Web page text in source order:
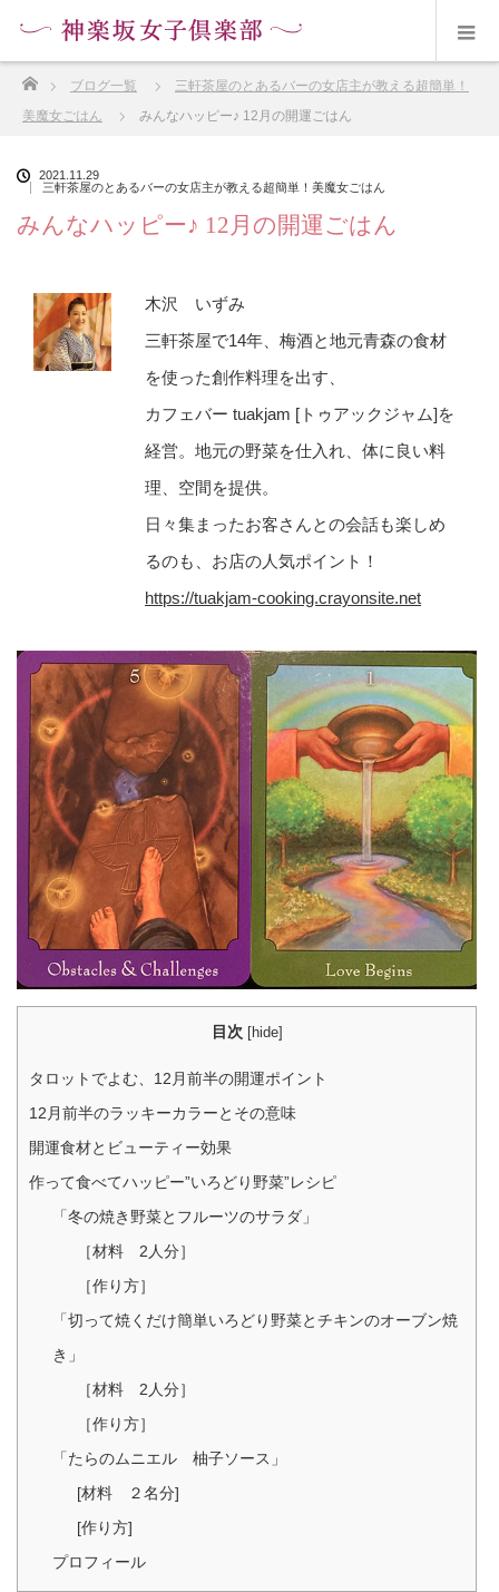
ブログ一覧
三軒茶屋のとあるバーの女店主が教える超簡単！
美魔女ごはん
みんなハッピー♪ 12月の開運ごはん
2021.11.29
三軒茶屋のとあるバーの女店主が教える超簡単！美魔女ごはん
みんなハッピー♪ 12月の開運ごはん
木沢 いずみ
三軒茶屋で14年、梅酒と地元青森の食材
を使った創作料理を出す、
カフェバー tuakjam [トゥアックジャム]を
経営。地元の野菜を仕入れ、体に良い料
理、空間を提供。
日々集まったお客さんとの会話も楽しめ
るのも、お店の人気ポイント！
https://tuakjam-cooking.crayonsite.net
目次 [hide]
タロットでよむ、12月前半の開運ポイント
12月前半のラッキーカラーとその意味
開運食材とビューティー効果
作って食べてハッピー”いろどり野菜”レシピ
「冬の焼き野菜とフルーツのサラダ」
［材料 2人分］
［作り方］
「切って焼くだけ簡単いろどり野菜とチキンのオーブン焼
き」
［材料 2人分］
［作り方］
「たらのムニエル 柚子ソース」
[材料 ２名分]
[作り方]
プロフィール